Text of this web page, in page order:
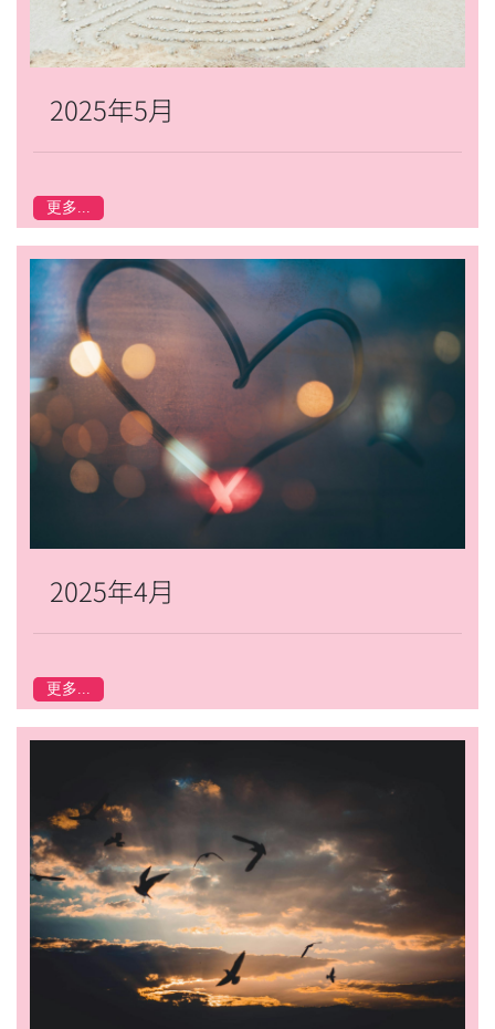
2025年5月
更多...
2025年4月
更多...